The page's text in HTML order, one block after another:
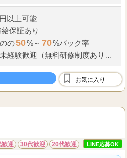
円以上可能
給保証あり
の50%～ 70%バック率
未経験歓迎（無料研修制度あり）
...
お気に入り
迎 30代歓迎 20代歓迎 LINE応募OK